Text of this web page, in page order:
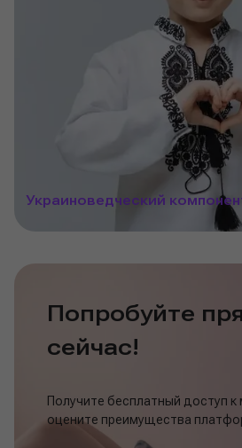
Украиноведческий
Попробуйте
сейчас!
Получите бесплатный доступ к
оцените преимущества